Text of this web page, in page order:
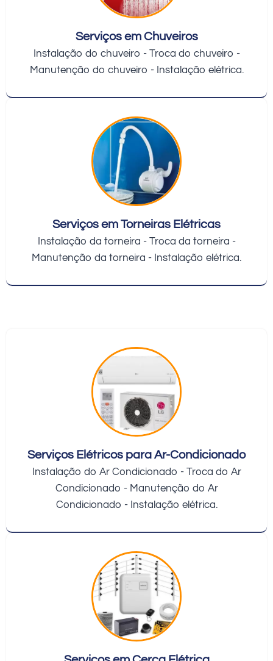
Serviços em Chuveiros
Instalação do chuveiro - Troca do chuveiro -
Manutenção do chuveiro - Instalação elétrica.
Serviços em Torneiras Elétricas
Instalação da torneira - Troca da torneira -
Manutenção da torneira - Instalação elétrica.
Serviços Elétricos para Ar-Condicionado
Instalação do Ar Condicionado - Troca do Ar
Condicionado - Manutenção do Ar
Condicionado - Instalação elétrica.